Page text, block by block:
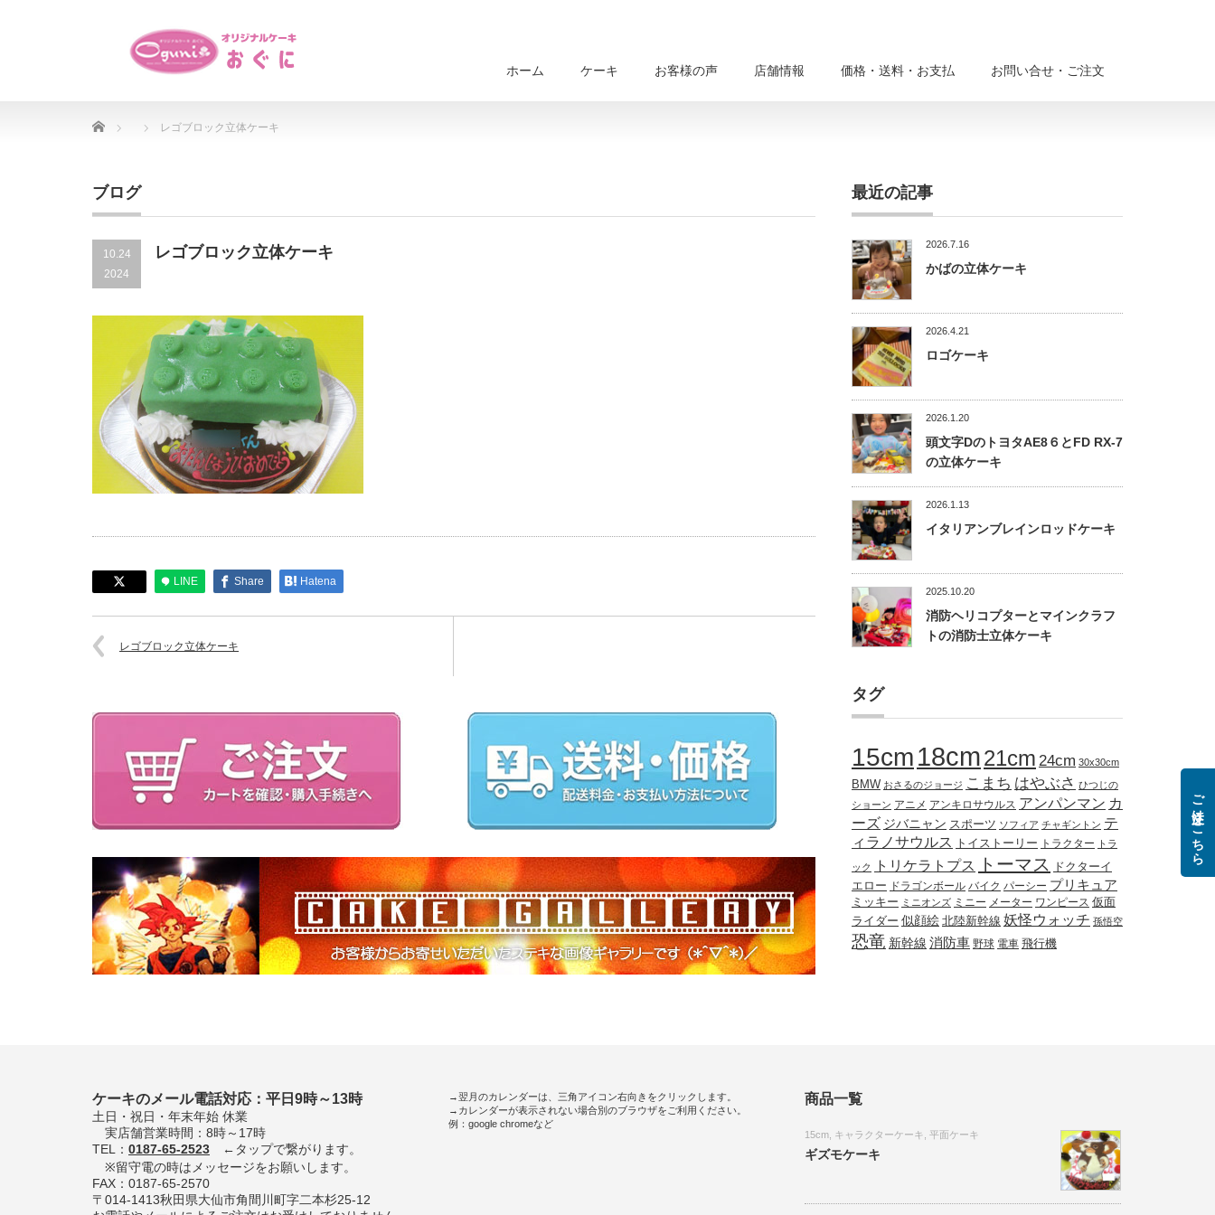
ホーム ケーキ お客様の声 店舗情報 価格・送料・お支払 お問い合せ・ご注文
Home レゴブロック立体ケーキ
ブログ
10.24
2024
レゴブロック立体ケーキ
LINE Share Hatena
レゴブロック立体ケーキ
最近の記事
2026.7.16
かばの立体ケーキ
2026.4.21
ロゴケーキ
2026.1.20
頭文字DのトヨタAE8６とFD RX-7
の立体ケーキ
2026.1.13
イタリアンブレインロッドケーキ
2025.10.20
消防ヘリコプターとマインクラフ
トの消防士立体ケーキ
タグ
15cm18cm21cm 24cm 30x30cm
BMW おさるのジョージ こまち はやぶさ ひつじの
ショーン アニメ アンキロサウルス アンパンマン カ
ーズ ジバニャン スポーツ ソフィア チャギントン テ
ィラノサウルス
トイストーリー トラクター トラ
ック トリケラトプス トーマス
ドクターイ
エロー
ドラゴンボール バイク パーシー プリキュア
ミッキー ミニオンズ ミニー メーター ワンピース 仮面
ライダー 似顔絵 北陸新幹線 妖怪ウォッチ 孫悟空
恐竜 新幹線 消防車 野球 電車 飛行機
ケーキのメール電話対応：平日9時～13時
土日・祝日・年末年始 休業
実店舗営業時間：8時～17時
TEL： 0187-65-2523 ←タップで繋がります。
※留守電の時はメッセージをお願いします。
FAX：0187-65-2570
〒014-1413秋田県大仙市角間川町字二本杉25-12
→翌月のカレンダーは、三角アイコン右向きをクリックします。
→カレンダーが表示されない場合別のブラウザをご利用ください。
例：google chromeなど
商品一覧
15cm キャラクターケーキ 平面ケーキ
ギズモケーキ
ご注文はこちら